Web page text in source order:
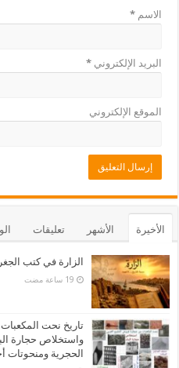
الاسم*
البريد الإلكتروني*
الموقع الإلكتروني
الأخيرة الأشهر تعليقات
الزارة في كتب الجغرافيين (6) – بقلم
تاريخ نحت
واستخلاص حجارة
الحجرية ومنحوتات